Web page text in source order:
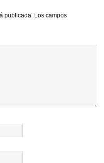
publicada. Los campos